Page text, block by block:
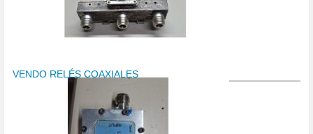
VENDO RELÉS COAXIALES